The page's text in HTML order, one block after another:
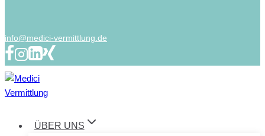
info@medici-vermittlung.de
ÜBER UNS